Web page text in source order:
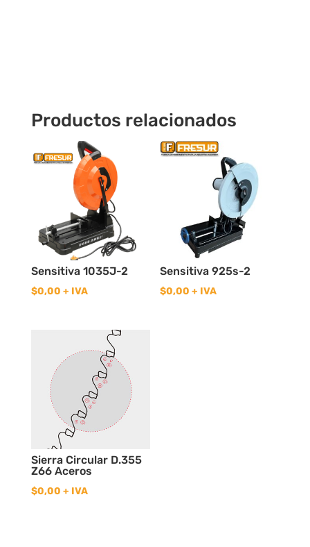
Productos relacionados
Sensitiva 1035J-2
$0,00 + IVA
Sensitiva 925s-2
$0,00 + IVA
Sierra Circular D.355
Z66 Aceros
$0,00 + IVA